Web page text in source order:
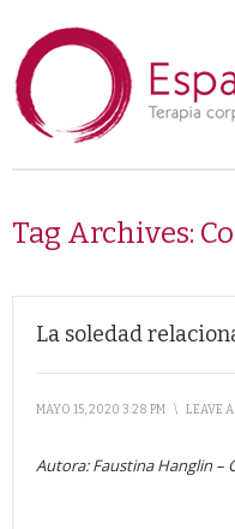
Tag Archives:
La soledad
MAYO 15, 2020 3:28 PM \ LEAVE
Autora: Faustina Hanglin –